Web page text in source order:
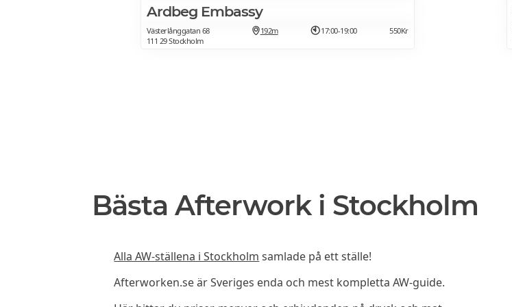
Ardbeg Embassy
Västerlånggatan 68
111 29 Stockholm
192m 17:00-19:00 550Kr
Bästa Afterwork i Stockholm
Alla AW-ställena i Stockholm samlade på ett ställe!
Afterworken.se är Sveriges enda och mest kompletta AW-guide.